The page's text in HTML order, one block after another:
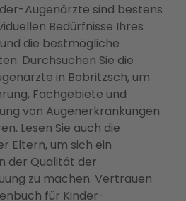
Augenärzte sind bestens
Bedürfnisse Ihres
die bestmögliche
Durchsuchen Sie die
in Bobritzsch, um
Fachgebiete und
von Augenerkrankungen
Lesen Sie auch die
Eltern, um sich ein
der Qualität der
zu machen. Vertrauen
für Kinder-